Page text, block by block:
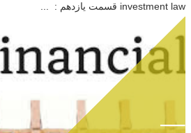
investment law قسمت یازدهم : ...